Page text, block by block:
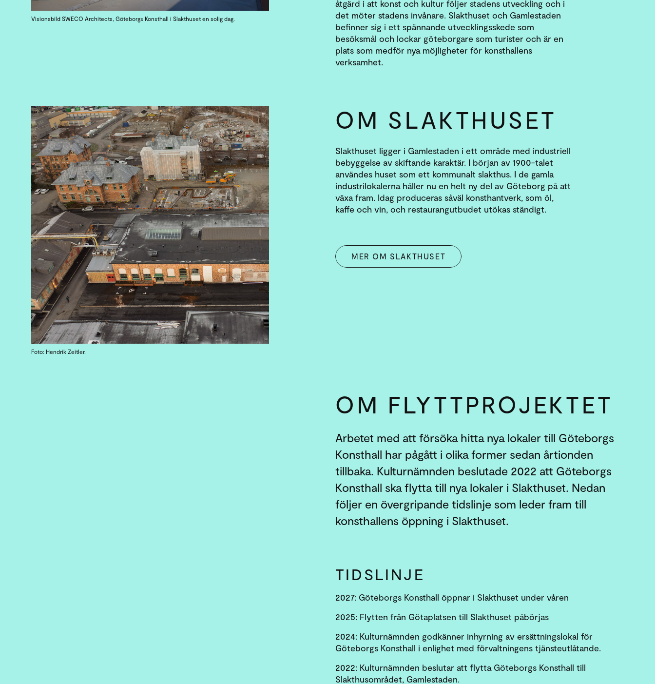
Visionsbild SWECO Architects, Göteborgs Konsthall i Slakthuset en solig dag.
åtgärd i att konst och kultur följer stadens utveckling och i
det möter stadens invånare. Slakthuset och Gamlestaden
befinner sig i ett spännande utvecklingsskede som
besöksmål och lockar göteborgare som turister och är en
plats som medför nya möjligheter för konsthallens
verksamhet.
Foto: Hendrik Zeitler.
OM SLAKTHUSET
Slakthuset ligger i Gamlestaden i ett område med industriell
bebyggelse av skiftande karaktär. I början av 1900-talet
användes huset som ett kommunalt slakthus. I de gamla
industrilokalerna håller nu en helt ny del av Göteborg på att
växa fram. Idag produceras såväl konsthantverk, som öl,
kaffe och vin, och restaurangutbudet utökas ständigt.
MER OM SLAKTHUSET
OM FLYTT­PROJEKTET
Arbetet med att försöka hitta nya lokaler till Göteborgs
Konsthall har pågått i olika former sedan årtionden
tillbaka. Kulturnämnden beslutade 2022 att Göteborgs
Konsthall ska flytta till nya lokaler i Slakthuset. Nedan
följer en övergripande tidslinje som leder fram till
konsthallens öppning i Slakthuset.
TIDSLINJE
2027: Göteborgs Konsthall öppnar i Slakthuset under våren
2025: Flytten från Götaplatsen till Slakthuset påbörjas
2024: Kulturnämnden godkänner inhyrning av ersättningslokal för
Göteborgs Konsthall i enlighet med förvaltningens tjänsteutlåtande.
2022: Kulturnämnden beslutar att flytta Göteborgs Konsthall till
Slakthusområdet, Gamlestaden.